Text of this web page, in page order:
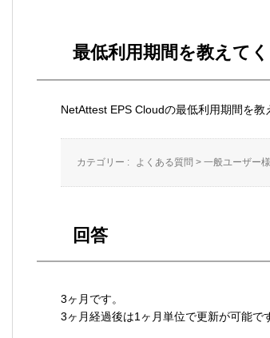
最低利用期間を教えて
NetAttest EPS Cloudの最低利用期間を教
カテゴリー : よくある質問 > 一般ユーザー
回答
3ヶ月です。
3ヶ月経過後は1ヶ月単位で更新が可能で